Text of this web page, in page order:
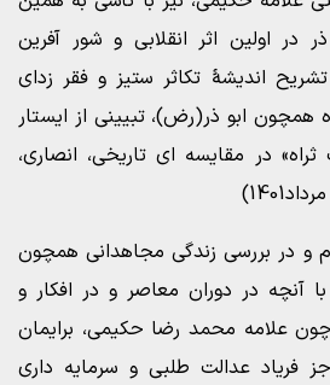
ذر در اولین اثر انقلابی و شور آفرین
اندیشۀ تکاثر ستیز و فقر زدای
همچون ابو ذر(رض)، تبیینی از ایستار
در مقایسه ای تاریخی، انصاری،
و در بررسی زندگی مجاهدانی همچون
آنچه در دوران معاصر و در افکار و
علامه محمد رضا حکیمی، برایمان
فریاد عدالت طلبی و سرمایه داری